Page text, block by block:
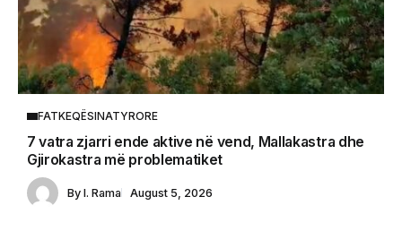
FATKEQËSINATYRORE
7 vatra zjarri ende aktive në vend, Mallakastra dhe
Gjirokastra më problematiket
By I. Rama August 5, 2026